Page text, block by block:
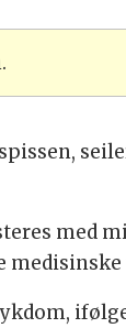
med